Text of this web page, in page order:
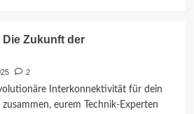
Die Zukunft der
2
Interkonnektivität für dein
eurem Technik-Experten